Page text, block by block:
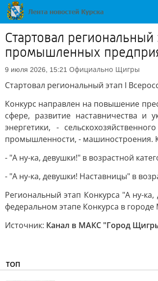
Стартовал
промышленных
9 июля 2026, 15:21 Официально Щигры
Стартовал региональный этап I
Конкурс направлен на повышение
сфере, развитие наставничества и
энергетики, -
промышленности, - машиностроения.
- "А ну-ка, девушки!" в возрастной
- "А ну-ка, девушки! Наставницы" в
Региональный этап Конкурса "A ну-
федеральном этапе Конкурса в
Источник: Канал в МАКС "Город
ТОП